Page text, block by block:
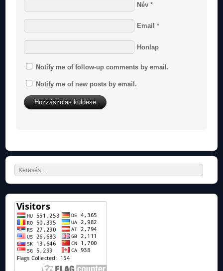
Név *
Email *
Honlap
Notify me of follow-up comments by email.
Notify me of new posts by email.